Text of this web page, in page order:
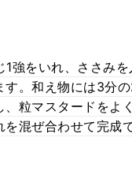
をいれ、ささみを
。和え物には3分の
粒マスタードをよ
混ぜ合わせて完成で